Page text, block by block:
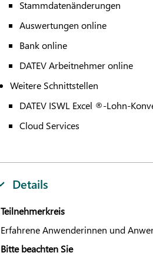
Stammdatenänderungen
Auswertungen online
Bank online
DATEVArbeitnehmer online
Weitere Schnittstellen
DATEVISWL Excel ®-Lohn-
Cloud Services
Details
Teilnehmerkreis
Erfahrene Anwenderinnen und
Bitte beachten Sie